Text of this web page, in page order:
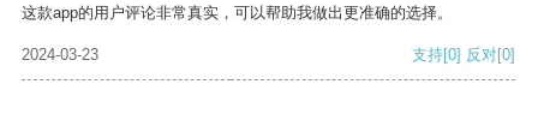
这款app的用户评论非常真实，可以帮助我做出更准确的选择。
2024-03-23 支持[0] 反对[0]